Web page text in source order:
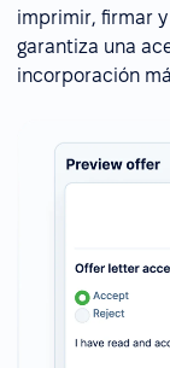
imprimir, firmar
garantiza una
incorporación